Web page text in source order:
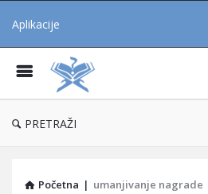
Aplikacije
PRETRAŽI
Početna | umanjivanje nagrade